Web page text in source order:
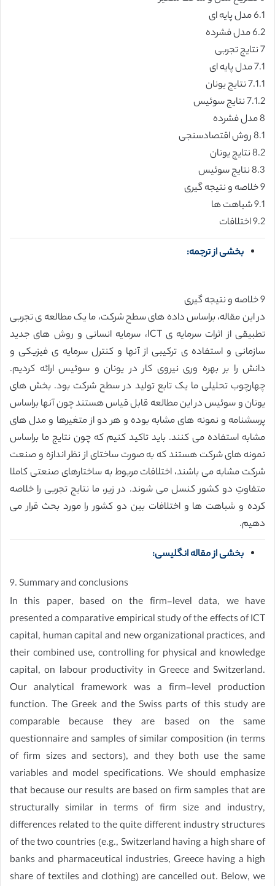
6.1 مدل پایه ای
6.2 مدل فشرده
7 نتایج تجربی
7.1 مدل پایه ای
7.1.1 نتایج یونان
7.1.2 نتایج سوئیس
8 مدل فشرده
8.1 روش اقتصادسنجی
8.2 نتایج یونان
8.3 نتایج سوئیس
9 خلاصه و نتیجه گیری
9.1 شباهت ها
9.2 اختلافات
بخشی از ترجمه:
9 خلاصه و نتیجه گیری
در این مقاله، براساس داده های سطح شرکت، ما یک مطالعه ی تجربی
تطبیقی از اثرات سرمایه ی ICT، سرمایه انسانی و روش های جدید
سازمانی و استفاده ی ترکیبی از آنها و کنترل سرمایه ی فیزیکی و
دانش را بر بهره وری نیروی کار در یونان و سوئیس ارائه کردیم.
چهارچوب تحلیلی ما یک تابع تولید در سطح شرکت بود. بخش های
یونان و سوئیس در این مطالعه قابل قیاس هستند چون آنها براساس
پرسشنامه و نمونه های مشابه بوده و هر دو از متغیرها و مدل های
مشابه استفاده می کنند. باید تاکید کنیم که چون نتایج ما براساس
نمونه های شرکت هستند که به صورت ساختای از نظر اندازه و صنعت
شرکت مشابه می باشند، اختلافات مربوط به ساختارهای صنعتی کاملا
متفاوتِ دو کشور کنسل می شوند. در زیر، ما نتایج تجربی را خلاصه
کرده و شباهت ها و اختلافات بین دو کشور را مورد بحث قرار می
دهیم.
بخشی از مقاله انگلیسی:
9. Summary and conclusions
In this paper, based on the firm-level data, we have
presented a comparative empirical study of the effects of ICT
capital, human capital and new organizational practices, and
their combined use, controlling for physical and knowledge
capital, on labour productivity in Greece and Switzerland.
Our analytical framework was a firm-level production
function. The Greek and the Swiss parts of this study are
comparable because they are based on the same
questionnaire and samples of similar composition (in terms
of firm sizes and sectors), and they both use the same
variables and model specifications. We should emphasize
that because our results are based on firm samples that are
structurally similar in terms of firm size and industry,
differences related to the quite different industry structures
of the two countries (e.g., Switzerland having a high share of
banks and pharmaceutical industries, Greece having a high
share of textiles and clothing) are cancelled out. Below, we